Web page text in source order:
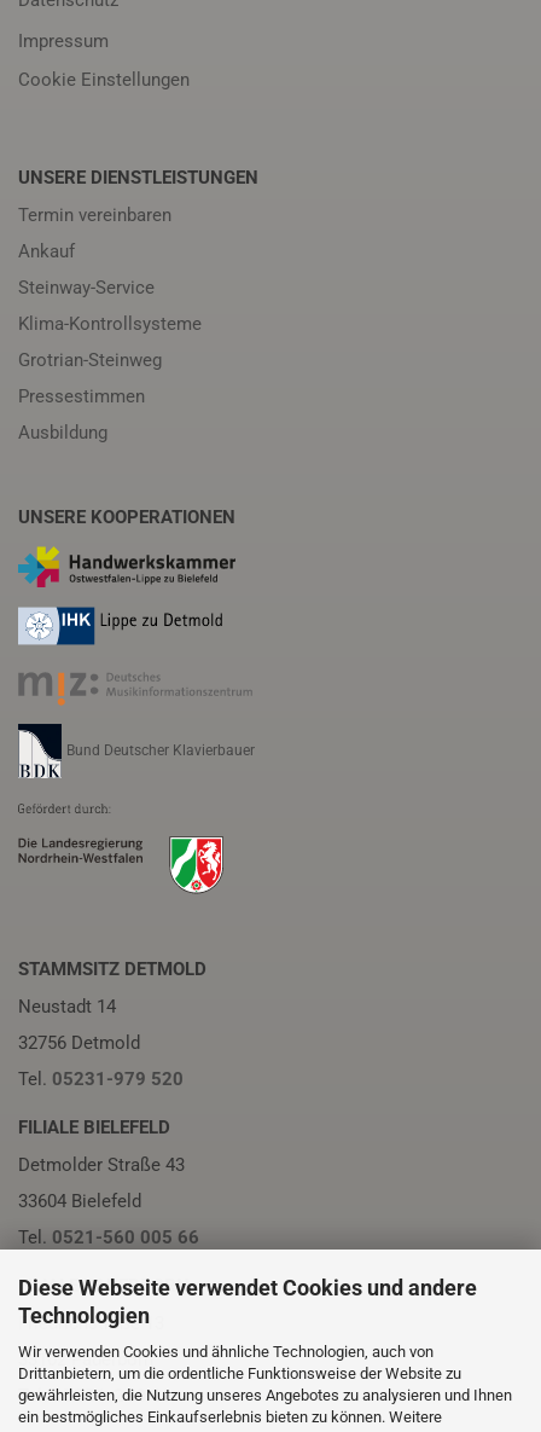
Diese Webseite verwendet Cookies und andere
Technologien
Wir verwenden Cookies und ähnliche Technologien, auch von
Drittanbietern, um die ordentliche Funktionsweise der Website zu
gewährleisten, die Nutzung unseres Angebotes zu analysieren und Ihnen
ein bestmögliches Einkaufserlebnis bieten zu können. Weitere
Impressum
Cookie Einstellungen
UNSERE DIENSTLEISTUNGEN
Termin vereinbaren
Ankauf
Steinway-Service
Klima-Kontrollsysteme
Grotrian-Steinweg
Pressestimmen
Ausbildung
UNSERE KOOPERATIONEN
Bund Deutscher Klavierbauer
STAMMSITZ DETMOLD
Neustadt 14
32756 Detmold
Tel. 05231-979 520
FILIALE BIELEFELD
Detmolder Straße 43
33604 Bielefeld
Tel. 0521-560 005 66
FILIALE PADERBORN
Friedrichstraße 13
33102 Paderborn
Tel.05251-230 01